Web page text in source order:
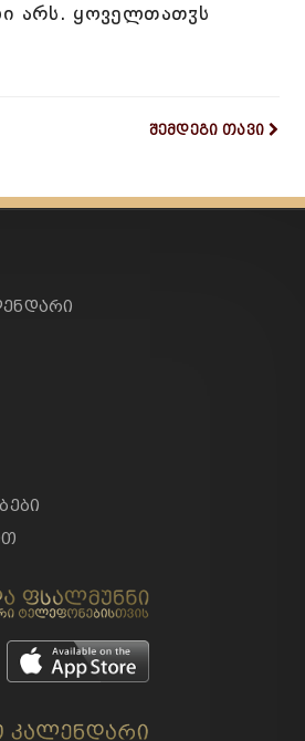
არს. ყოველთათჳს
შემდეგი თავი